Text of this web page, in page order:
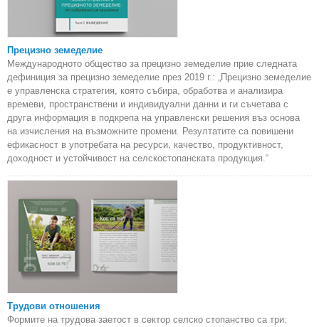
Прецизно земеделие
Международното общество за прецизно земеделие прие следната
дефиниция за прецизно земеделие през 2019 г.: „Прецизно земеделие
е управленска стратегия, която събира, обработва и анализира
времеви, пространствени и индивидуални данни и ги съчетава с
друга информация в подкрепа на управленски решения въз основа
на изчисления на възможните промени. Резултатите са повишени
ефикасност в употребата на ресурси, качество, продуктивност,
доходност и устойчивост на селскостопанската продукция.“
Трудови отношения
Формите на трудова заетост в сектор селско стопанство са три: